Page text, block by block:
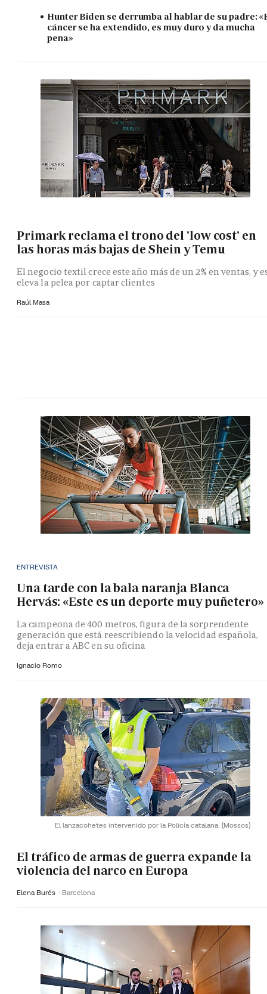
Hunter Biden se derrumba al hablar de su padre:
cáncer se ha extendido, es muy duro y da mucha
pena»
Primark reclama el trono del 'low cost' en
las horas más bajas de Shein y Temu
El negocio textil crece este año más de un 2% en ventas, y
eleva la pelea por captar clientes
Raúl Masa
ENTREVISTA
Una tarde con la bala naranja Blanca
Hervás: «Este es un deporte muy puñetero»
La campeona de 400 metros, figura de la sorprendente
generación que está reescribiendo la velocidad española,
deja entrar a ABC en su oficina
Ignacio Romo
El lanzacohetes intervenido por la Policía catalana. (Mossos)
El tráfico de armas de guerra expande la
violencia del narco en Europa
Elena Burés Barcelona